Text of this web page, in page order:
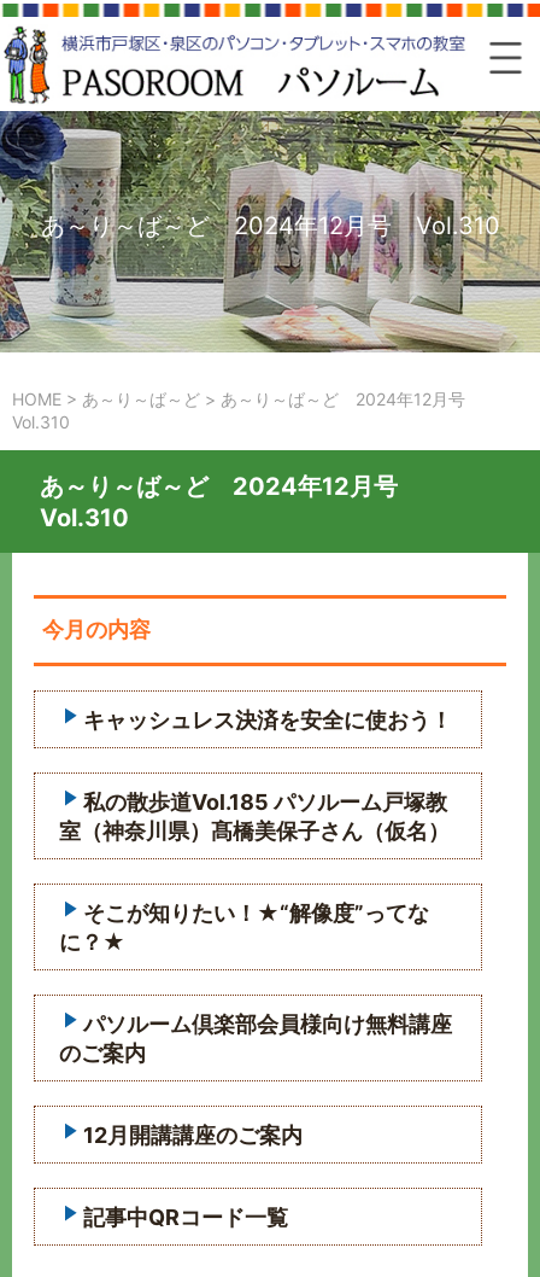
あ～り～ば～ど 2024年12月号 Vol.310
HOME > あ～り～ば～ど > あ～り～ば～ど 2024年12月号
Vol.310
あ～り～ば～ど 2024年12月号
Vol.310
今月の内容
キャッシュレス決済を安全に使おう！
私の散歩道Vol.185 パソルーム戸塚教
室（神奈川県）髙橋美保子さん（仮名）
そこが知りたい！★“解像度”ってな
に？★
パソルーム倶楽部会員様向け無料講座
のご案内
12月開講講座のご案内
記事中QRコード一覧